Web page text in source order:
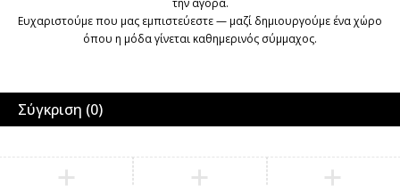
την αγορά.
Ευχαριστούμε που μας εμπιστεύεστε — μαζί δημιουργούμε ένα χώρο
όπου η μόδα γίνεται καθημερινός σύμμαχος.
Σύγκριση (0)